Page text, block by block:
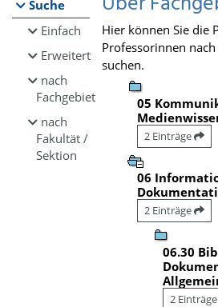
Suche
Einfach
Erweitert
nach
Fachgebiet
nach
Fakultät /
Sektion
Hier können Sie die
Professorinnen
suchen.
05
2 Einträge
06
2 Einträge
06.30
2 Einträge